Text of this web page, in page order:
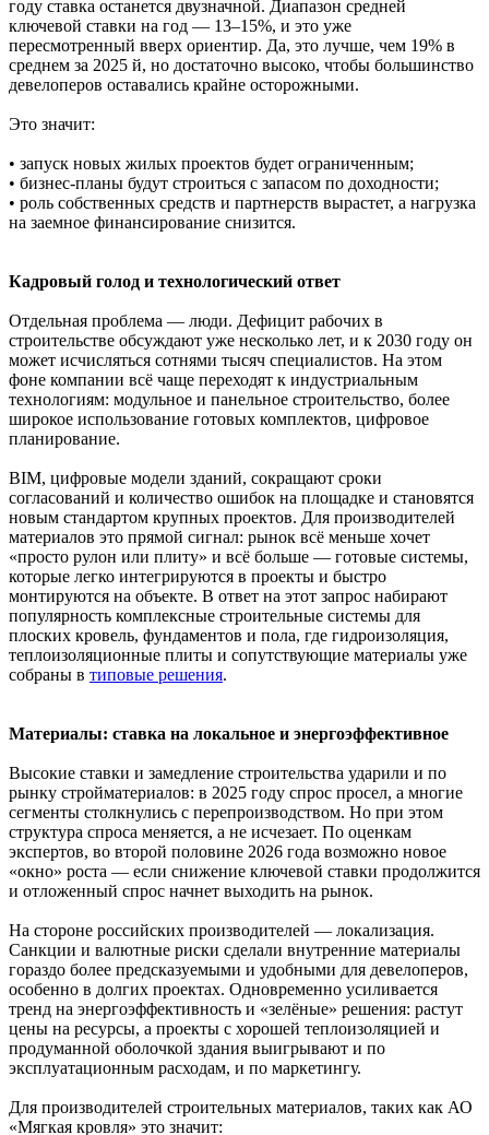
году ставка останется двузначной. Диапазон средней
ключевой ставки на год — 13–15%, и это уже
пересмотренный вверх ориентир. Да, это лучше, чем 19% в
среднем за 2025 й, но достаточно высоко, чтобы большинство
девелоперов оставались крайне осторожными.
Это значит:
• запуск новых жилых проектов будет ограниченным;
• бизнес-планы будут строиться с запасом по доходности;
• роль собственных средств и партнерств вырастет, а нагрузка
на заемное финансирование снизится.
Кадровый голод и технологический ответ
Отдельная проблема — люди. Дефицит рабочих в
строительстве обсуждают уже несколько лет, и к 2030 году он
может исчисляться сотнями тысяч специалистов. На этом
фоне компании всё чаще переходят к индустриальным
технологиям: модульное и панельное строительство, более
широкое использование готовых комплектов, цифровое
планирование.
BIM, цифровые модели зданий, сокращают сроки
согласований и количество ошибок на площадке и становятся
новым стандартом крупных проектов. Для производителей
материалов это прямой сигнал: рынок всё меньше хочет
«просто рулон или плиту» и всё больше — готовые системы,
которые легко интегрируются в проекты и быстро
монтируются на объекте. В ответ на этот запрос набирают
популярность комплексные строительные системы для
плоских кровель, фундаментов и пола, где гидроизоляция,
теплоизоляционные плиты и сопутствующие материалы уже
собраны в типовые решения.
Материалы: ставка на локальное и энергоэффективное
Высокие ставки и замедление строительства ударили и по
рынку стройматериалов: в 2025 году спрос просел, а многие
сегменты столкнулись с перепроизводством. Но при этом
структура спроса меняется, а не исчезает. По оценкам
экспертов, во второй половине 2026 года возможно новое
«окно» роста — если снижение ключевой ставки продолжится
и отложенный спрос начнет выходить на рынок.
На стороне российских производителей — локализация.
Санкции и валютные риски сделали внутренние материалы
гораздо более предсказуемыми и удобными для девелоперов,
особенно в долгих проектах. Одновременно усиливается
тренд на энергоэффективность и «зелёные» решения: растут
цены на ресурсы, а проекты с хорошей теплоизоляцией и
продуманной оболочкой здания выигрывают и по
эксплуатационным расходам, и по маркетингу.
Для производителей строительных материалов, таких как АО
«Мягкая кровля» это значит: